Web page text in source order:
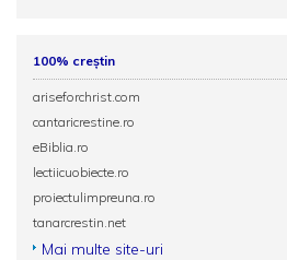
100% creștin
ariseforchrist.com
cantaricrestine.ro
eBiblia.ro
lectiicuobiecte.ro
proiectulimpreuna.ro
tanarcrestin.net
Mai multe site-uri